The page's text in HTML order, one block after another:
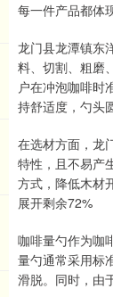
每一件产品都体
龙门县龙潭镇东
料、切割、粗磨
户在冲泡咖啡时
持舒适度，勺头
在选材方面，龙
特性，且不易产
方式，降低木材
展开剩余72%
咖啡量勺作为咖
量勺通常采用标
滑脱。同时，由